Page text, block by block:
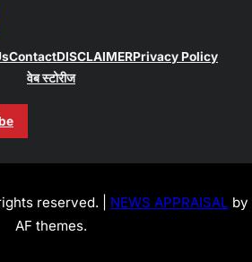
ContactDISCLAIMERPrivacy Policy
वेब स्टोरीज
reserved. | NEWS APPRAISAL by
AF themes.